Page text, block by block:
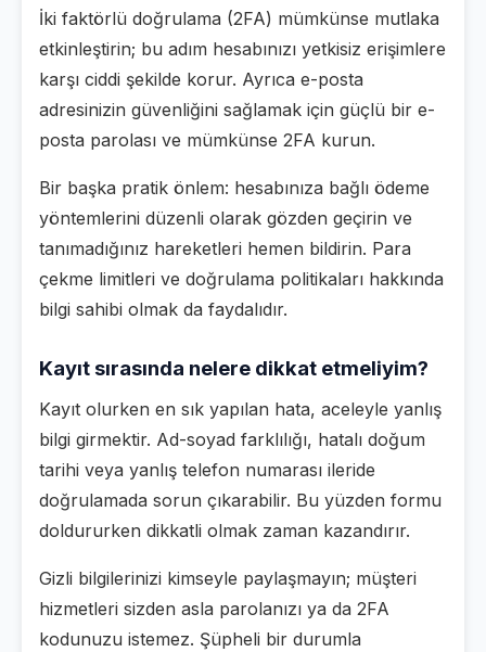
İki faktörlü doğrulama (2FA) mümkünse mutlaka
etkinleştirin; bu adım hesabınızı yetkisiz erişimlere
karşı ciddi şekilde korur. Ayrıca e-posta
adresinizin güvenliğini sağlamak için güçlü bir e-
posta parolası ve mümkünse 2FA kurun.
Bir başka pratik önlem: hesabınıza bağlı ödeme
yöntemlerini düzenli olarak gözden geçirin ve
tanımadığınız hareketleri hemen bildirin. Para
çekme limitleri ve doğrulama politikaları hakkında
bilgi sahibi olmak da faydalıdır.
Kayıt sırasında nelere dikkat etmeliyim?
Kayıt olurken en sık yapılan hata, aceleyle yanlış
bilgi girmektir. Ad-soyad farklılığı, hatalı doğum
tarihi veya yanlış telefon numarası ileride
doğrulamada sorun çıkarabilir. Bu yüzden formu
doldururken dikkatli olmak zaman kazandırır.
Gizli bilgilerinizi kimseyle paylaşmayın; müşteri
hizmetleri sizden asla parolanızı ya da 2FA
kodunuzu istemez. Şüpheli bir durumla